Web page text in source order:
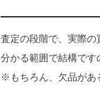
査定の段階で、実際の
分かる範囲で結構です
※もちろん、欠品があ